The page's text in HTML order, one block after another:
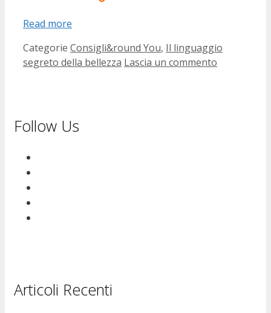
Read more
Categorie Consigli&round You, Il linguaggio
segreto della bellezza Lascia un commento
Follow Us
Articoli Recenti